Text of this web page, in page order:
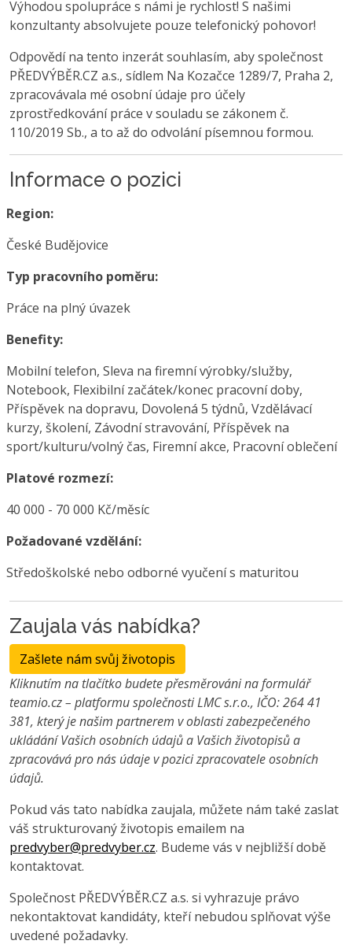
Výhodou spolupráce s námi je rychlost! S našimi
konzultanty absolvujete pouze telefonický pohovor!
Odpovědí na tento inzerát souhlasím, aby společnost
PŘEDVÝBĚR.CZ a.s., sídlem Na Kozačce 1289/7, Praha 2,
zpracovávala mé osobní údaje pro účely
zprostředkování práce v souladu se zákonem č.
110/2019 Sb., a to až do odvolání písemnou formou.
Informace o pozici
Region:
České Budějovice
Typ pracovního poměru:
Práce na plný úvazek
Benefity:
Mobilní telefon, Sleva na firemní výrobky/služby,
Notebook, Flexibilní začátek/konec pracovní doby,
Příspěvek na dopravu, Dovolená 5 týdnů, Vzdělávací
kurzy, školení, Závodní stravování, Příspěvek na
sport/kulturu/volný čas, Firemní akce, Pracovní oblečení
Platové rozmezí:
40 000 - 70 000 Kč/měsíc
Požadované vzdělání:
Středoškolské nebo odborné vyučení s maturitou
Zaujala vás nabídka?
Zašlete nám svůj životopis
Kliknutím na tlačítko budete přesměrováni na formulář
teamio.cz – platformu společnosti LMC s.r.o., IČO: 264 41
381, který je našim partnerem v oblasti zabezpečeného
ukládání Vašich osobních údajů a Vašich životopisů a
zpracovává pro nás údaje v pozici zpracovatele osobních
údajů.
Pokud vás tato nabídka zaujala, můžete nám také zaslat
váš strukturovaný životopis emailem na
predvyber@predvyber.cz. Budeme vás v nejbližší době
kontaktovat.
Společnost PŘEDVÝBĚR.CZ a.s. si vyhrazuje právo
nekontaktovat kandidáty, kteří nebudou splňovat výše
uvedené požadavky.